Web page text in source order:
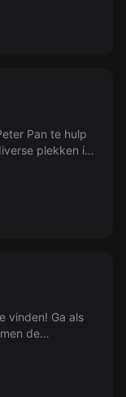
Pan te hulp
plekken in
vinden! Ga als
de